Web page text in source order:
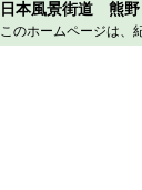
日本風景街道 熊
このホームページは、